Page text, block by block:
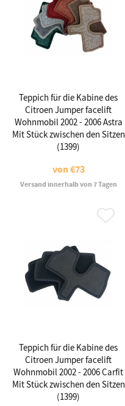
Teppich für die Kabine des
Citroen Jumper facelift
Wohnmobil 2002 - 2006 Astra
Mit Stück zwischen den Sitzen
(1399)
von€73
Versand innerhalb von 7 Tagen
Teppich für die Kabine des
Citroen Jumper facelift
Wohnmobil 2002 - 2006 Carfit
Mit Stück zwischen den Sitzen
(1399)